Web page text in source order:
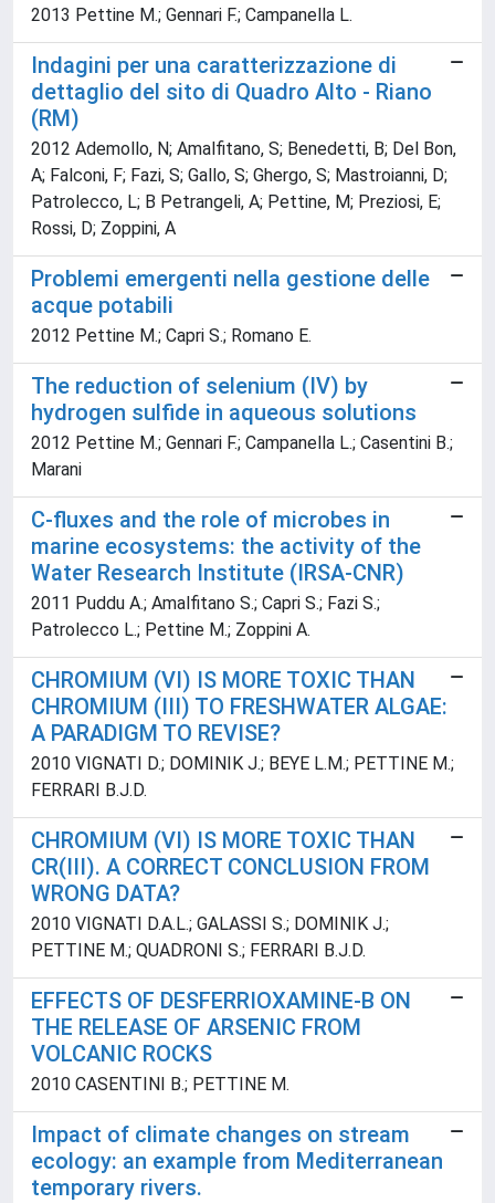
2013 Pettine M.; Gennari F.; Campanella L.
Indagini per una caratterizzazione di
dettaglio del sito di Quadro Alto - Riano
(RM)
2012 Ademollo, N; Amalfitano, S; Benedetti, B; Del Bon,
A; Falconi, F; Fazi, S; Gallo, S; Ghergo, S; Mastroianni, D;
Patrolecco, L; B Petrangeli, A; Pettine, M; Preziosi, E;
Rossi, D; Zoppini, A
Problemi emergenti nella gestione delle
acque potabili
2012 Pettine M.; Capri S.; Romano E.
The reduction of selenium (IV) by
hydrogen sulfide in aqueous solutions
2012 Pettine M.; Gennari F.; Campanella L.; Casentini B.;
Marani
C-fluxes and the role of microbes in
marine ecosystems: the activity of the
Water Research Institute (IRSA-CNR)
2011 Puddu A.; Amalfitano S.; Capri S.; Fazi S.;
Patrolecco L.; Pettine M.; Zoppini A.
CHROMIUM (VI) IS MORE TOXIC THAN
CHROMIUM (III) TO FRESHWATER ALGAE:
A PARADIGM TO REVISE?
2010 VIGNATI D.; DOMINIK J.; BEYE L.M.; PETTINE M.;
FERRARI B.J.D.
CHROMIUM (VI) IS MORE TOXIC THAN
CR(III). A CORRECT CONCLUSION FROM
WRONG DATA?
2010 VIGNATI D.A.L.; GALASSI S.; DOMINIK J.;
PETTINE M.; QUADRONI S.; FERRARI B.J.D.
EFFECTS OF DESFERRIOXAMINE-B ON
THE RELEASE OF ARSENIC FROM
VOLCANIC ROCKS
2010 CASENTINI B.; PETTINE M.
Impact of climate changes on stream
ecology: an example from Mediterranean
temporary rivers.